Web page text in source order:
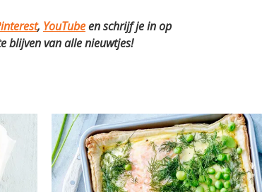
, YouTubeen schrijf je in op
blijven van alle nieuwtjes!